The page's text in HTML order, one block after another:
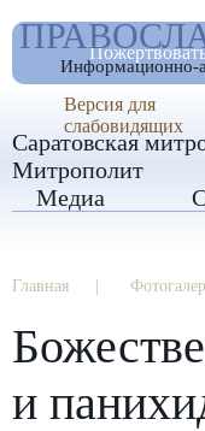
Информационно-
Версия для
слабовидящих
Саратовская
Митрополит
Медиа
Главная
и